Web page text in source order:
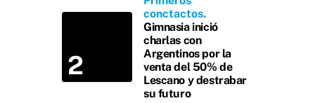
conctactos
Gimnasia inició
charlas con
Argentinos por la
venta del 50% de
Lescano y destrabar
su futuro